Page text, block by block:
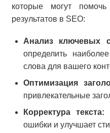
которые могут
результатов в SEO:
Анализ ключевых
определить
слова для вашего
Оптимизация
привлекательные
Корректура текста:
ошибки и улучшает